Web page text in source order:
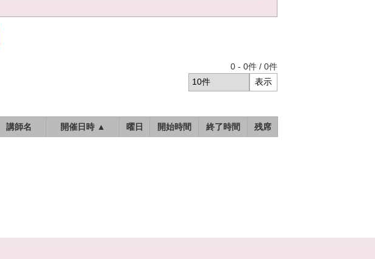
0 - 0件 / 0件
講師名 開催日時 ▲ 曜日 開始時間 終了時間 残席